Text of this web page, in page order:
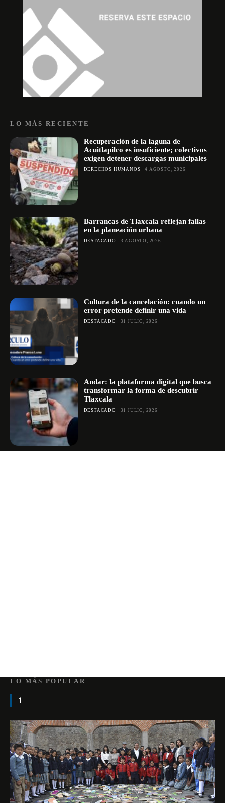
LO MÁS RECIENTE
Recuperación de la laguna de
Acuitlapilco es insuficiente; colectivos
exigen detener descargas municipales
DERECHOS HUMANOS 4 AGOSTO, 2026
Barrancas de Tlaxcala reflejan fallas
en la planeación urbana
DESTACADO 3 AGOSTO, 2026
Cultura de la cancelación: cuando un
error pretende definir una vida
DESTACADO 31 JULIO, 2026
Andar: la plataforma digital que busca
transformar la forma de descubrir
Tlaxcala
DESTACADO 31 JULIO, 2026
LO MÁS POPULAR
1